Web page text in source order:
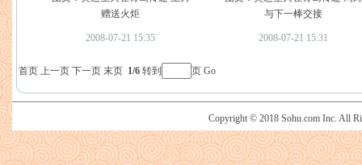
赠送火炬
2008-07-21 15:35
与下一棒交接
2008-07-21 15:31
首页 上一页 下一页 末页 1/6 转到 页 Go
Copyright © 2018 Sohu.com Inc. All